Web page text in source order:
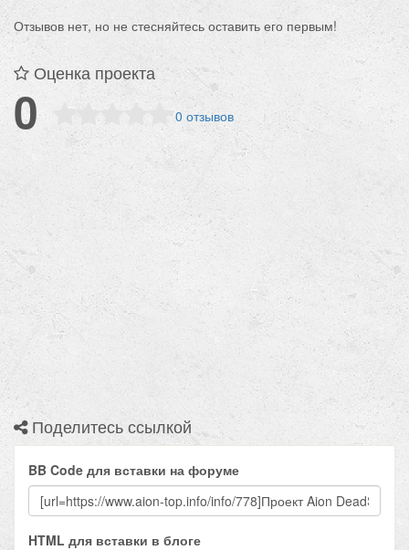
Отзывов нет, но не стесняйтесь оставить его первым!
Оценка проекта
0 0 отзывов
Поделитесь ссылкой
BB Code для вставки на форуме
HTML для вставки в блоге